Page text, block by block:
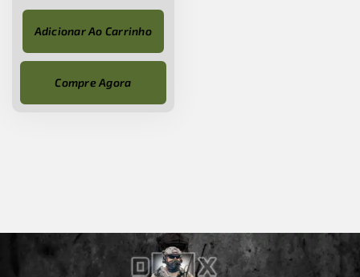
Adicionar Ao Carrinho
Compre Agora